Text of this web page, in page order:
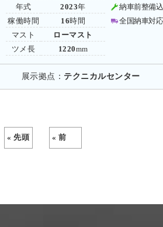
年式
稼働時間
マスト
ツメ長
2023年
16時間
ローマスト
1220mm
納車前整備
全国納車対応
展示拠点： テクニカルセンター
« 先頭 « 前